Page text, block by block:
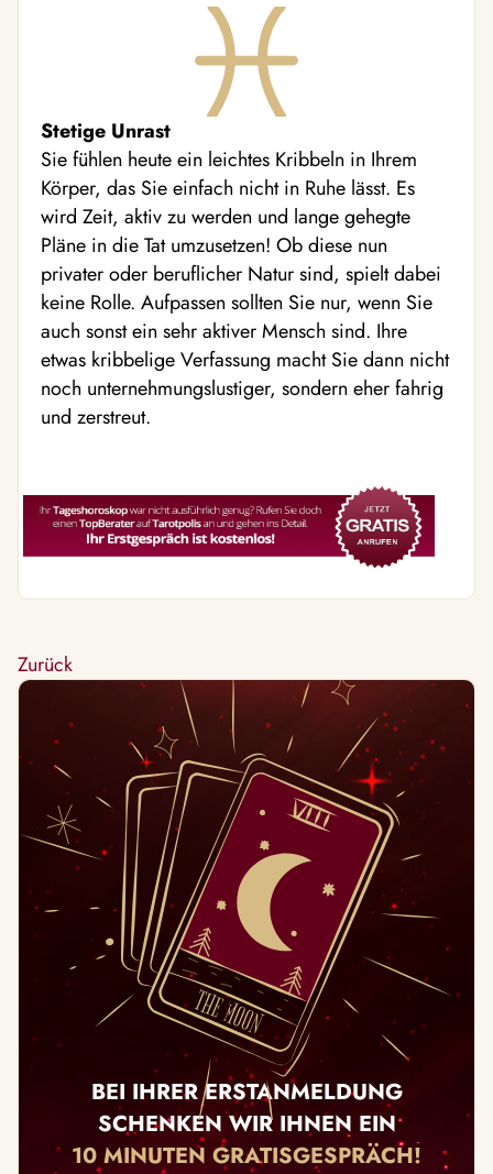
Stetige Unrast
Sie fühlen heute ein leichtes Kribbeln in Ihrem
Körper, das Sie einfach nicht in Ruhe lässt. Es
wird Zeit, aktiv zu werden und lange gehegte
Pläne in die Tat umzusetzen! Ob diese nun
privater oder beruflicher Natur sind, spielt dabei
keine Rolle. Aufpassen sollten Sie nur, wenn Sie
auch sonst ein sehr aktiver Mensch sind. Ihre
etwas kribbelige Verfassung macht Sie dann nicht
noch unternehmungslustiger, sondern eher fahrig
und zerstreut.
Zurück
BEI IHRER ERSTANMELDUNG
SCHENKEN WIR IHNEN EIN
10 MINUTEN GRATISGESPRÄCH!